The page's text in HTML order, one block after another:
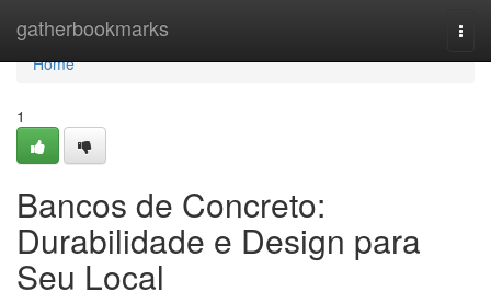
gatherbookmarks
Home
Home
1
Bancos de Concreto:
Durabilidade e Design para
Seu Local